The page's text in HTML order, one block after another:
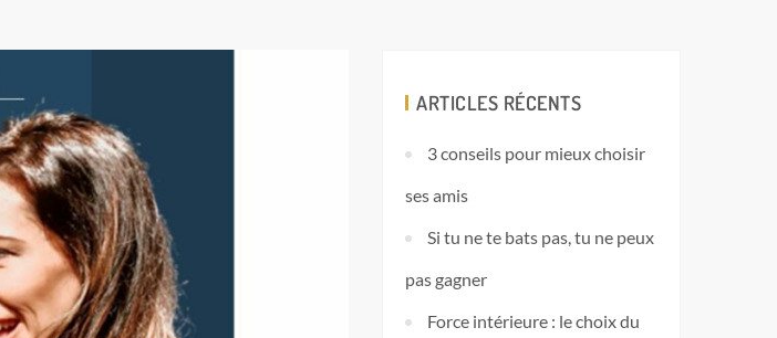
ARTICLES RÉCENTS
3 conseils pour mieux choisir
ses amis
Si tu ne te bats pas, tu ne peux
pas gagner
Force intérieure : le choix du